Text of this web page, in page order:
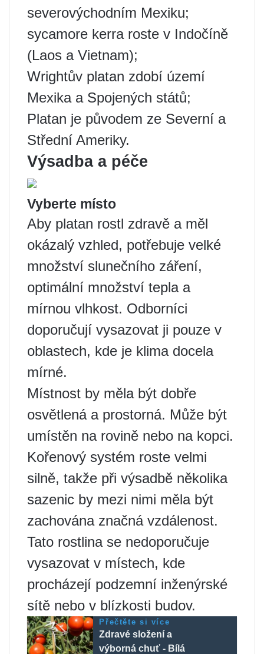
severovýchodním Mexiku;
sycamore kerra roste v Indočíně
(Laos a Vietnam);
Wrightův platan zdobí území
Mexika a Spojených států;
Platan je původem ze Severní a
Střední Ameriky.
Výsadba a péče
Vyberte místo
Aby platan rostl zdravě a měl
okázalý vzhled, potřebuje velké
množství slunečního záření,
optimální množství tepla a
mírnou vlhkost. Odborníci
doporučují vysazovat ji pouze v
oblastech, kde je klima docela
mírné.
Místnost by měla být dobře
osvětlená a prostorná. Může být
umístěn na rovině nebo na kopci.
Kořenový systém roste velmi
silně, takže při výsadbě několika
sazenic by mezi nimi měla být
zachována značná vzdálenost.
Tato rostlina se nedoporučuje
vysazovat v místech, kde
procházejí podzemní inženýrské
sítě nebo v blízkosti budov.
Přečtěte si více
Zdravé složení a
výborná chuť - Bílá